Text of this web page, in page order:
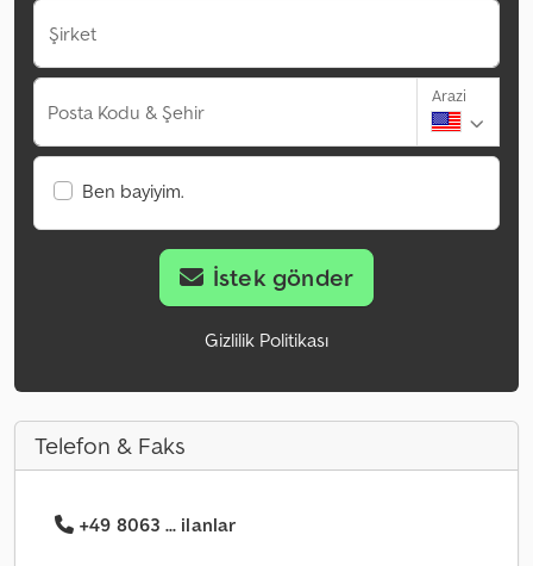
Şirket
Posta Kodu & Şehir
Arazi
Ben bayiyim.
İstek gönder
Gizlilik Politikası
Telefon & Faks
+49 8063 ... ilanlar